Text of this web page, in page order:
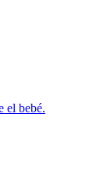
el bebé.